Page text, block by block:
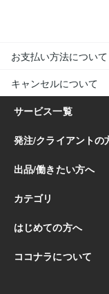
お支払い方法について
キャンセルについて